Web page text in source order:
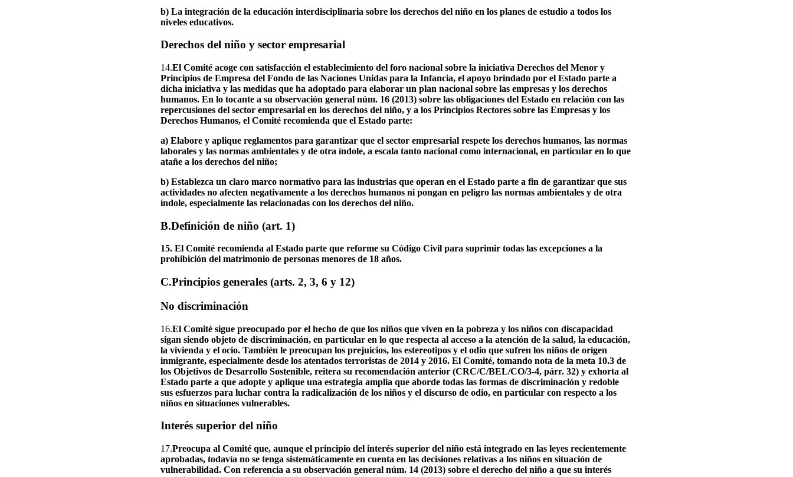
b) La integración de la educación interdisciplinaria sobre los derechos del niño en los planes de estudio a todos los
niveles educativos.
Derechos del niño y sector empresarial
14.El Comité acoge con satisfacción el establecimiento del foro nacional sobre la iniciativa Derechos del Menor y
Principios de Empresa del Fondo de las Naciones Unidas para la Infancia, el apoyo brindado por el Estado parte a
dicha iniciativa y las medidas que ha adoptado para elaborar un plan nacional sobre las empresas y los derechos
humanos. En lo tocante a su observación general núm. 16 (2013) sobre las obligaciones del Estado en relación con las
repercusiones del sector empresarial en los derechos del niño, y a los Principios Rectores sobre las Empresas y los
Derechos Humanos, el Comité recomienda que el Estado parte:
a) Elabore y aplique reglamentos para garantizar que el sector empresarial respete los derechos humanos, las normas
laborales y las normas ambientales y de otra índole, a escala tanto nacional como internacional, en particular en lo que
atañe a los derechos del niño;
b) Establezca un claro marco normativo para las industrias que operan en el Estado parte a fin de garantizar que sus
actividades no afecten negativamente a los derechos humanos ni pongan en peligro las normas ambientales y de otra
índole, especialmente las relacionadas con los derechos del niño.
B.Definición de niño (art. 1)
15. El Comité recomienda al Estado parte que reforme su Código Civil para suprimir todas las excepciones a la
prohibición del matrimonio de personas menores de 18 años.
C.Principios generales (arts. 2, 3, 6 y 12)
No discriminación
16.El Comité sigue preocupado por el hecho de que los niños que viven en la pobreza y los niños con discapacidad
sigan siendo objeto de discriminación, en particular en lo que respecta al acceso a la atención de la salud, la educación,
la vivienda y el ocio. También le preocupan los prejuicios, los estereotipos y el odio que sufren los niños de origen
inmigrante, especialmente desde los atentados terroristas de 2014 y 2016. El Comité, tomando nota de la meta 10.3 de
los Objetivos de Desarrollo Sostenible, reitera su recomendación anterior (CRC/C/BEL/CO/3-4, párr. 32) y exhorta al
Estado parte a que adopte y aplique una estrategia amplia que aborde todas las formas de discriminación y redoble
sus esfuerzos para luchar contra la radicalización de los niños y el discurso de odio, en particular con respecto a los
niños en situaciones vulnerables.
Interés superior del niño
17.Preocupa al Comité que, aunque el principio del interés superior del niño está integrado en las leyes recientemente
aprobadas, todavía no se tenga sistemáticamente en cuenta en las decisiones relativas a los niños en situación de
vulnerabilidad. Con referencia a su observación general núm. 14 (2013) sobre el derecho del niño a que su interés